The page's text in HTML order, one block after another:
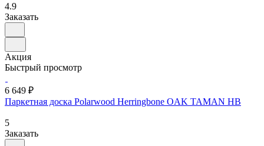
4.9
Заказать
Акция
Быстрый просмотр
6 649 ₽
Паркетная доска Polarwood Herringbone OAK TAMAN HB
5
Заказать